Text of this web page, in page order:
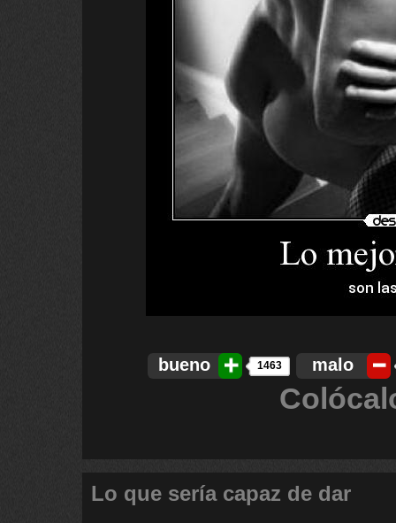
bueno 1463 malo
Lo que sería capaz de dar